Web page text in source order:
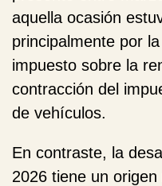
aquella ocasión
principalmente por
impuesto sobre la
contracción del
de vehículos.
En contraste, la
2026 tiene un